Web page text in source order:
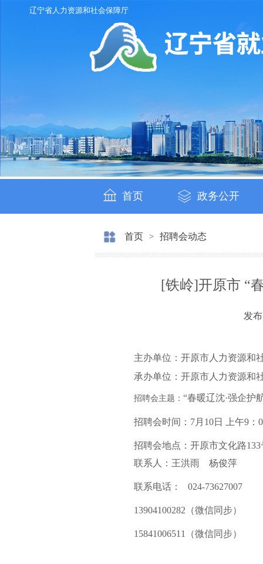
辽宁省人力资源和社会保障厅
首页 政务公开
首页 > 招聘会动态
[铁岭]开原市 “
发
主办单位：开原市人力资源和
承办单位：开原市人力资源和
招聘会主题 ：“春暖辽沈·强企护
招聘会时间：7月10日 上午9：
招聘会地点：开原市文化路
联系人：王洪雨 杨俊萍
联系电话： 024-73627007
13904100282（微信同步）
15841006511（微信同步）